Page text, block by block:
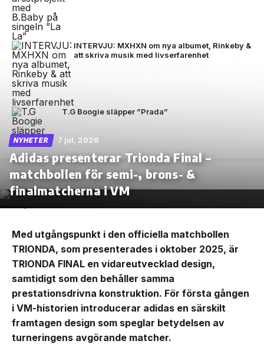
INTERVJU: MXHXN om nya albumet, Rinkeby &
att skriva musik med livserfarenhet
T.G Boogie släpper ”Prada”
NYHETER 7 jul, 2026
Adidas presenterar Trionda Final –
matchbollen för semi-, brons- &
finalmatcherna i VM
Med utgångspunkt i den officiella matchbollen
TRIONDA, som presenterades i oktober 2025, är
TRIONDA FINAL en vidareutvecklad design,
samtidigt som den behåller samma
prestationsdrivna konstruktion. För första gången
i VM-historien introducerar adidas en särskilt
framtagen design som speglar betydelsen av
turneringens avgörande matcher.